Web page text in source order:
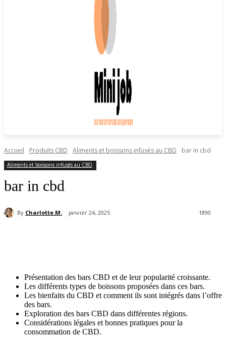
Accueil Produits CBD Aliments et boissons infusés au CBD bar in cbd
Aliments et boissons infusés au CBD
bar in cbd
By Charlotte.M. janvier 24, 2025 1890
Présentation des bars CBD et de leur popularité croissante.
Les différents types de boissons proposées dans ces bars.
Les bienfaits du CBD et comment ils sont intégrés dans l’offre
des bars.
Exploration des bars CBD dans différentes régions.
Considérations légales et bonnes pratiques pour la
consommation de CBD.